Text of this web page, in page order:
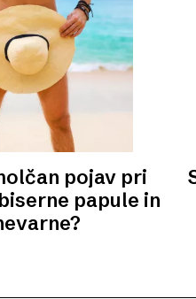
pojav pri
papule in